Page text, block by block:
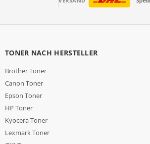
TONER NACH HERSTELLER
Brother Toner
Canon Toner
Epson Toner
HP Toner
Kyocera Toner
Lexmark Toner